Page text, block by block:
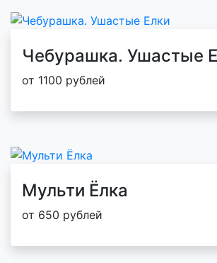
Чебурашка. Ушастые
от 1100 рублей
Мульти Ёлка
от 650 рублей